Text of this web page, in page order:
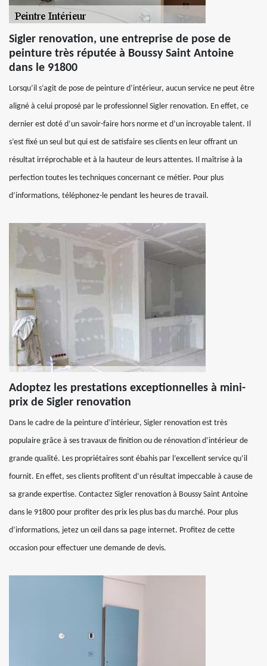
Sigler renovation, une entreprise de pose de
peinture très réputée à Boussy Saint Antoine
dans le 91800
Lorsqu’il s’agit de pose de peinture d’intérieur, aucun service ne peut être
aligné à celui proposé par le professionnel Sigler renovation. En effet, ce
dernier est doté d’un savoir-faire hors norme et d’un incroyable talent. Il
s’est fixé un seul but qui est de satisfaire ses clients en leur offrant un
résultat irréprochable et à la hauteur de leurs attentes. Il maîtrise à la
perfection toutes les techniques concernant ce métier. Pour plus
d’informations, téléphonez-le pendant les heures de travail.
Adoptez les prestations exceptionnelles à mini-
prix de Sigler renovation
Dans le cadre de la peinture d’intérieur, Sigler renovation est très
populaire grâce à ses travaux de finition ou de rénovation d’intérieur de
grande qualité. Les propriétaires sont ébahis par l’excellent service qu’il
fournit. En effet, ses clients profitent d’un résultat impeccable à cause de
sa grande expertise. Contactez Sigler renovation à Boussy Saint Antoine
dans le 91800 pour profiter des prix les plus bas du marché. Pour plus
d’informations, jetez un œil dans sa page internet. Profitez de cette
occasion pour effectuer une demande de devis.